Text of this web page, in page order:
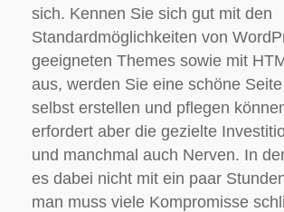
sich. Kennen Sie sich gut mit den
Standardmöglichkeiten von
geeigneten Themes sowie mit
aus, werden Sie eine schöne
selbst erstellen und pflegen
erfordert aber die gezielte
und manchmal auch Nerven. In
es dabei nicht mit ein paar
man muss viele Kompromisse